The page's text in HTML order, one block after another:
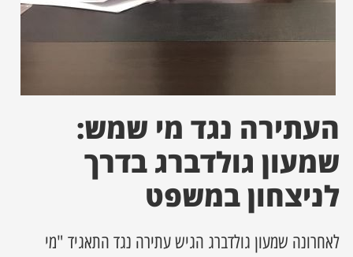
מקומית
עסקים
העתירה נגד מי שמש:
שמעון גולדברג בדרך
לניצחון במשפט
לאחרונה שמעון גולדברג הגיש עתירה נגד התאגיד "מי